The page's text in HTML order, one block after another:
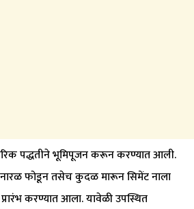
पद्धतीने भूमिपूजन करून करण्यात आली.
नारळ फोडून तसेच कुदळ मारून सिमेंट नाला
करण्यात आला. यावेळी उपस्थित